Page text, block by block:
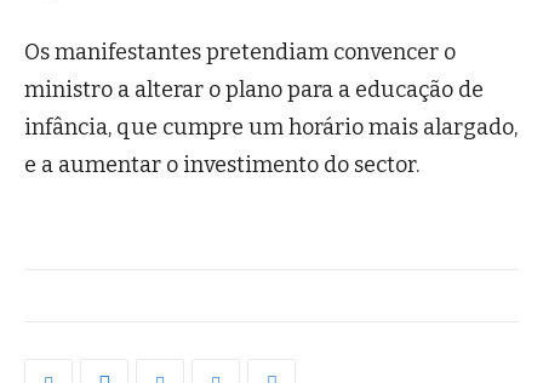
Os manifestantes pretendiam convencer o
ministro a alterar o plano para a educação de
infância, que cumpre um horário mais alargado,
e a aumentar o investimento do sector.